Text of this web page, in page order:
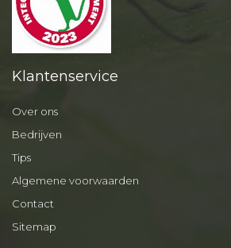
Klantenservice
Over ons
Bedrijven
Tips
Algemene voorwaarden
Contact
Sitemap